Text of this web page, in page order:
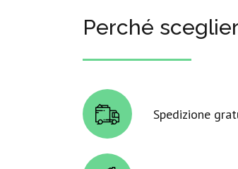
Perché
Spedizione